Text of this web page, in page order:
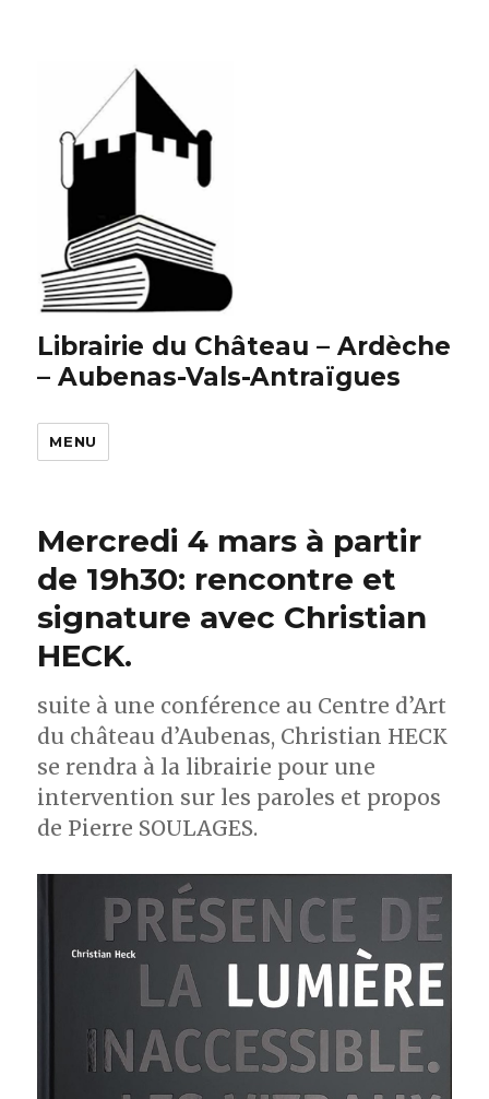
Librairie du Château – Ardèche
– Aubenas-Vals-Antraïgues
MENU
Mercredi 4 mars à partir
de 19h30: rencontre et
signature avec Christian
HECK.
suite à une conférence au Centre d’Art
du château d’Aubenas, Christian HECK
se rendra à la librairie pour une
intervention sur les paroles et propos
de Pierre SOULAGES.